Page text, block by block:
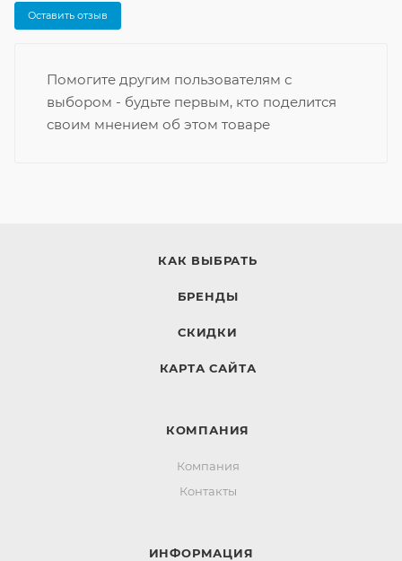
Оставить отзыв
Помогите другим пользователям с
выбором - будьте первым, кто поделится
своим мнением об этом товаре
КАК ВЫБРАТЬ
БРЕНДЫ
СКИДКИ
КАРТА САЙТА
КОМПАНИЯ
Компания
Контакты
ИНФОРМАЦИЯ